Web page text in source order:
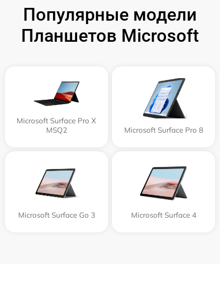
Популярные модели
Планшетов Microsoft
Microsoft Surface Pro X
MSQ2
Microsoft Surface Pro 8
Microsoft Surface Go 3 Microsoft Surface 4